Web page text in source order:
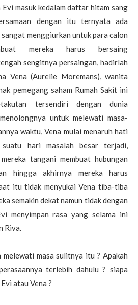
Evi masuk kedalam daftar hitam sang
dengan itu ternyata ada
menggiurkan untuk para calon
mereka harus bersaing
sengitnya persaingan, hadirlah
Vena (Aurelie Moremans), wanita
pemegang saham Rumah Sakit ini
tersendiri dengan dunia
untuk melewati masa-
waktu, Vena mulai menaruh hati
hari masalah besar terjadi,
tangani membuat hubungan
hingga akhirnya mereka harus
itu tidak menyukai Vena tiba-tiba
semakin dekat namun tidak dengan
menyimpan rasa yang selama ini
Riva.
melewati masa sulitnya itu ? Apakah
terlebih dahulu ? siapa
atau Vena ?